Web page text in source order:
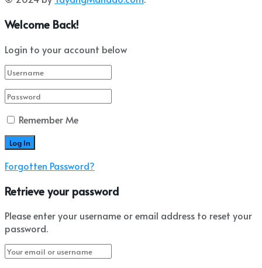
Welcome Back!
Login to your account below
Remember Me
Forgotten Password?
Retrieve your password
Please enter your username or email address to reset your
password.